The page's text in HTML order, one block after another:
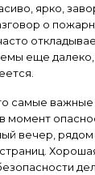
ярко,
о
еще
самые важные
момент
вечер,